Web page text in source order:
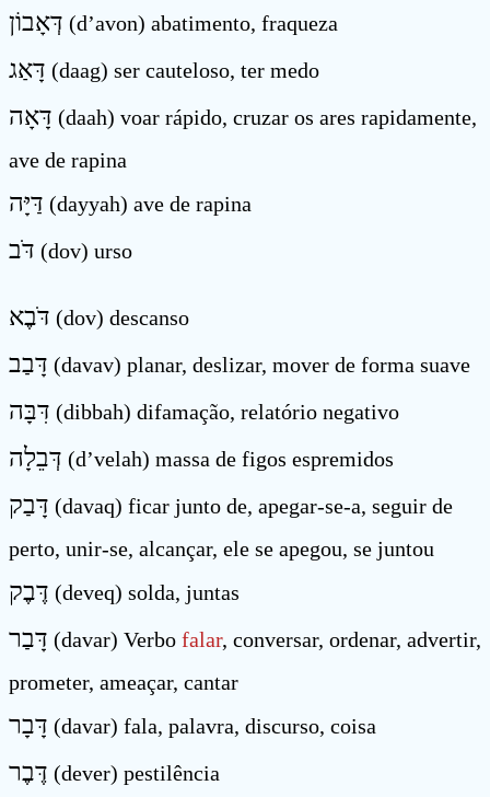
דְּאָבוֹן (d’avon) abatimento, fraqueza
דָּאַג (daag) ser cauteloso, ter medo
דָּאָה (daah) voar rápido, cruzar os ares rapidamente,
ave de rapina
דַּיָּה (dayyah) ave de rapina
דֹּב (dov) urso
דֹּבֶא (dov) descanso
דָּבַב (davav) planar, deslizar, mover de forma suave
דִּבָּה (dibbah) difamação, relatório negativo
דְּבֵלָה (d’velah) massa de figos espremidos
דָּבַק (davaq) ficar junto de, apegar-se-a, seguir de
perto, unir-se, alcançar, ele se apegou, se juntou
דֶּבֶק (deveq) solda, juntas
דָּבַר (davar) Verbo falar, conversar, ordenar, advertir,
prometer, ameaçar, cantar
דָּבָר (davar) fala, palavra, discurso, coisa
דֶּבֶר (dever) pestilência